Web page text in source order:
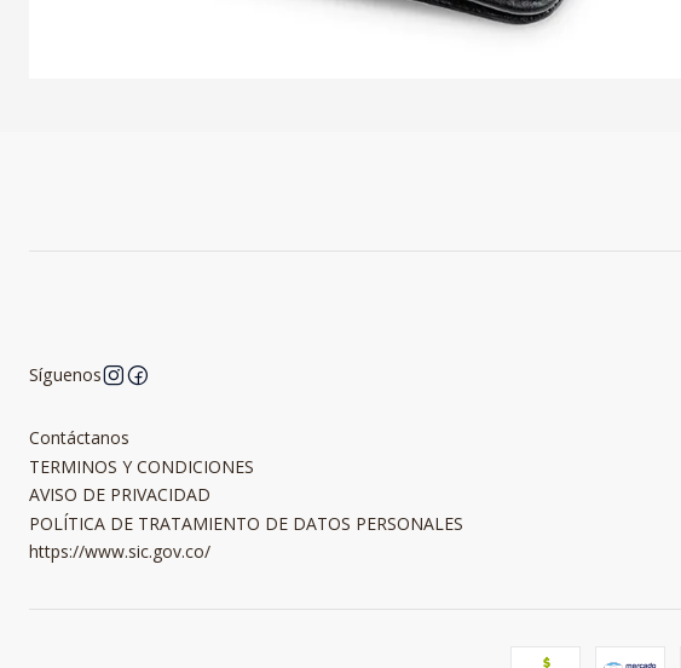
Síguenos
Contáctanos
TERMINOS Y CONDICIONES
AVISO DE PRIVACIDAD
POLÍTICA DE TRATAMIENTO DE DATOS PERSONALES
https://www.sic.gov.co/